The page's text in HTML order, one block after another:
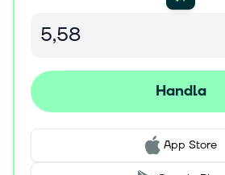
Handla
App Store